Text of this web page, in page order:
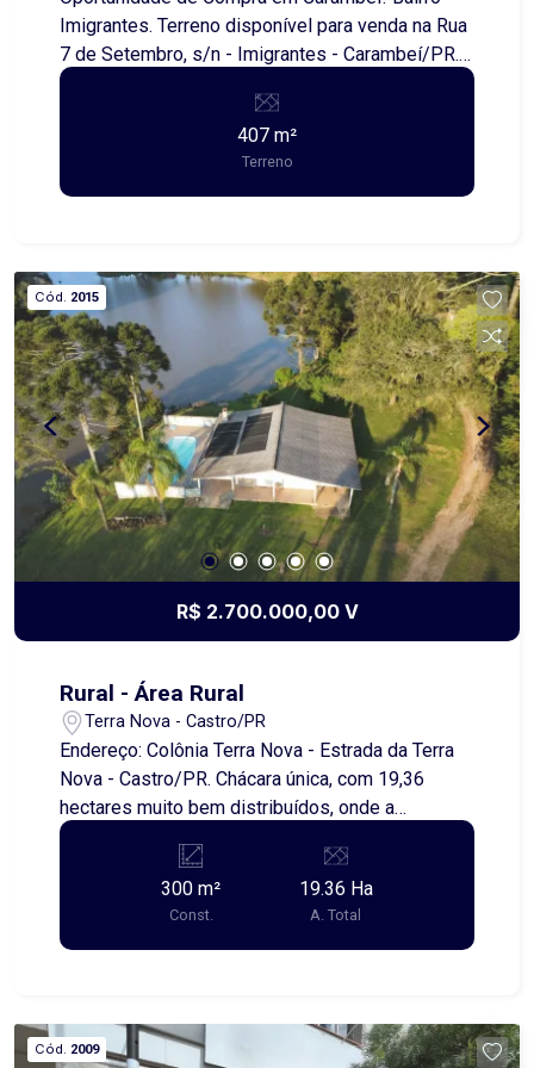
Imigrantes. Terreno disponível para venda na Rua
7 de Setembro, s/n - Imigrantes - Carambeí/PR.
Metragem: - Área total: 407,00 metros quadrados
- Dimensões: 12,00 metros x 33,92 metros
Destaques do imóvel: - Terreno plano, ideal para
Fácil acesso a comércios e serviços da região
contato para mais informações.
407 m²
Terreno
Cód. 2015
R$ 2.700.000,00 V
Rural - Área Rural
Terra Nova - Castro/PR
Endereço: Colônia Terra Nova - Estrada da Terra
Nova - Castro/PR. Chácara única, com 19,36
hectares muito bem distribuídos, onde a
natureza, o conforto e a tranquilidade convivem
em perfeita harmonia. Localizada a apenas 18 km
do centro de Castro, com estrada de chão em
excelentes condições, esta propriedade oferece
tudo o que se busca para viver bem no campo,
fértil, ideais para plantio, garantindo
300 m²
Const.
19.36 Ha
A. Total
Cód. 2009